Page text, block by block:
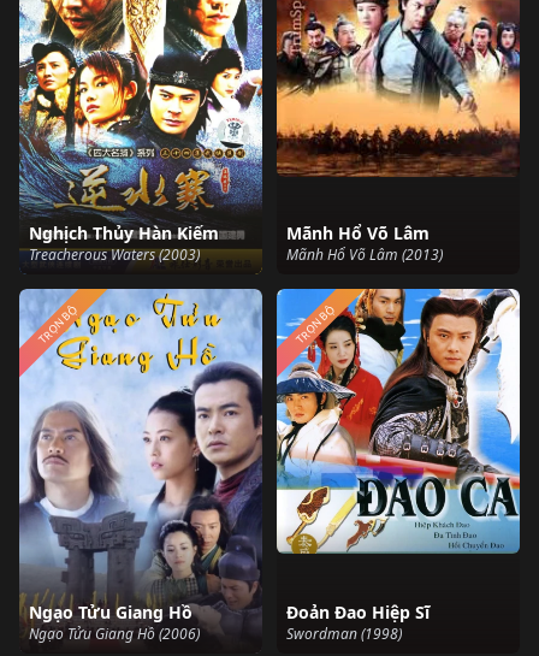
Nghịch Thủy Hàn Kiếm‎
Treacherous Waters (2003)
Mãnh Hổ Võ Lâm
Mãnh Hổ Võ Lâm (2013)
Ngạo Tửu Giang Hồ
Ngạo Tửu Giang Hồ (2006)
TRỌN BỘ
Đoản Đao Hiệp Sĩ
Swordman (1998)
TRỌN BỘ